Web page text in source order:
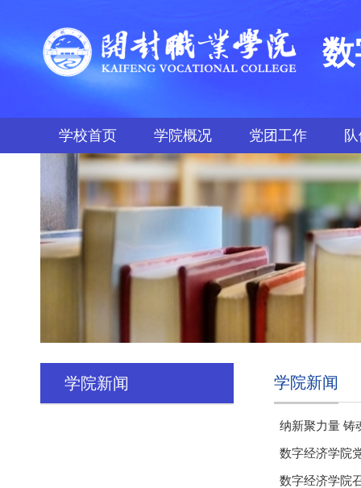
学校首页 学院概况 党团工作
学院新闻 学院新闻
纳新聚力量
数字经济学院
数字经济学院